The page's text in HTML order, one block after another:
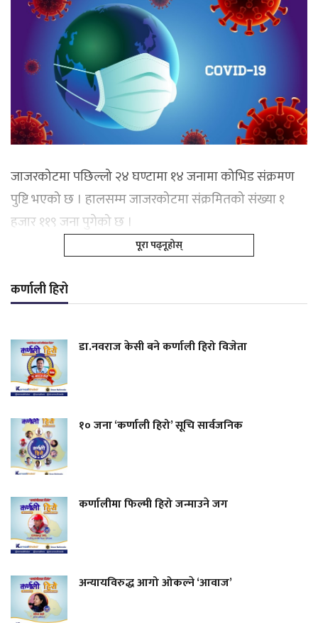
जाजरकोटमा पछिल्लो २४ घण्टामा १४ जनामा कोभिड संक्रमण
पुष्टि भएको छ । हालसम्म जाजरकोटमा संक्रमितको संख्या १
हजार ११९ जना पुगेको छ ।
पूरा पढ्नूहोस्
कर्णाली हिरो
डा.नवराज केसी बने कर्णाली हिरो विजेता
१० जना ‘कर्णाली हिरो’ सूचि सार्वजनिक
कर्णालीमा फिल्मी हिरो जन्माउने जग
अन्यायविरुद्ध आगो ओकल्ने ‘आवाज’